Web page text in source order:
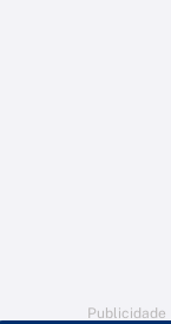
Publicidade